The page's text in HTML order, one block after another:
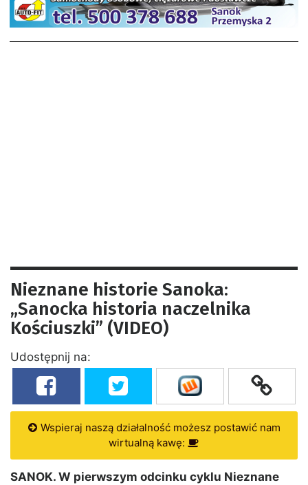
Nieznane historie Sanoka:
„Sanocka historia naczelnika
Kościuszki” (VIDEO)
Udostępnij na:
Wspieraj naszą działalność możesz postawić nam
wirtualną kawę:
SANOK. W pierwszym odcinku cyklu Nieznane